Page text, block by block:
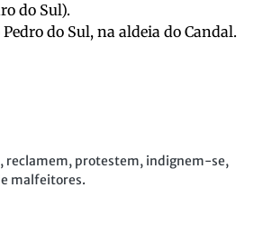
do Sul).
do Sul, na aldeia do Candal.
reclamem, protestem, indignem-se,
malfeitores.